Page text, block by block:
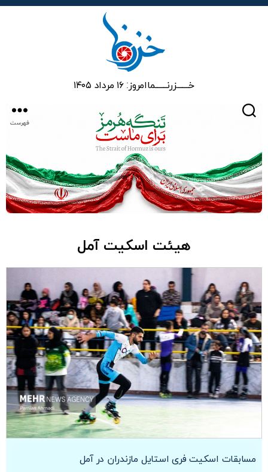
خـــــــزرنـــــــماامروز: ۱۶ مرداد ۱۴۰۵
فهرست
هیئت اسکیت آمل
مسابقات اسکیت فری استایل مازندران در آمل